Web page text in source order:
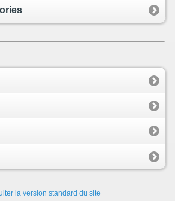
la version standard du site